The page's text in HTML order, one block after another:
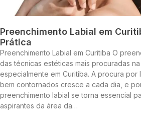
Preenchimento Labial em
Prática
Preenchimento Labial em Curitiba O
das técnicas estéticas mais procuradas na
especialmente em Curitiba. A procura por
bem contornados cresce a cada dia, e
preenchimento labial se torna essencial
aspirantes da área da…